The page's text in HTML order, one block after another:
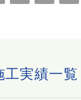
工実績一覧